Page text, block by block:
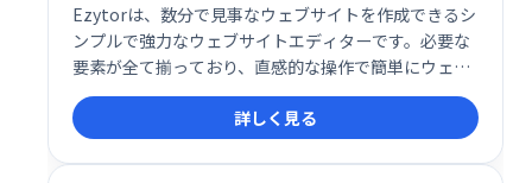
Ezytorは、数分で見事なウェブサイトを作成できるシ
ンプルで強力なウェブサイトエディターです。必要な
要素が全て揃っており、直感的な操作で簡単にウェブ
サイトを構築できます。初心者でもプロ並みのウェブ
サイト作成が可能になります。今すぐEzytorで、あな
たの理想のウェブサイトを手に入れましょう！
詳しく見る